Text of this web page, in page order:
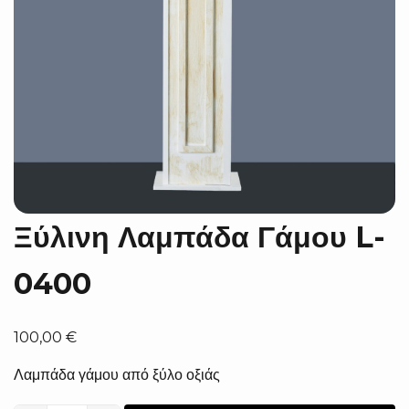
Ξύλινη Λαμπάδα Γάμου L-
0400
100,00 €
Λαμπάδα γάμου από ξύλο οξιάς